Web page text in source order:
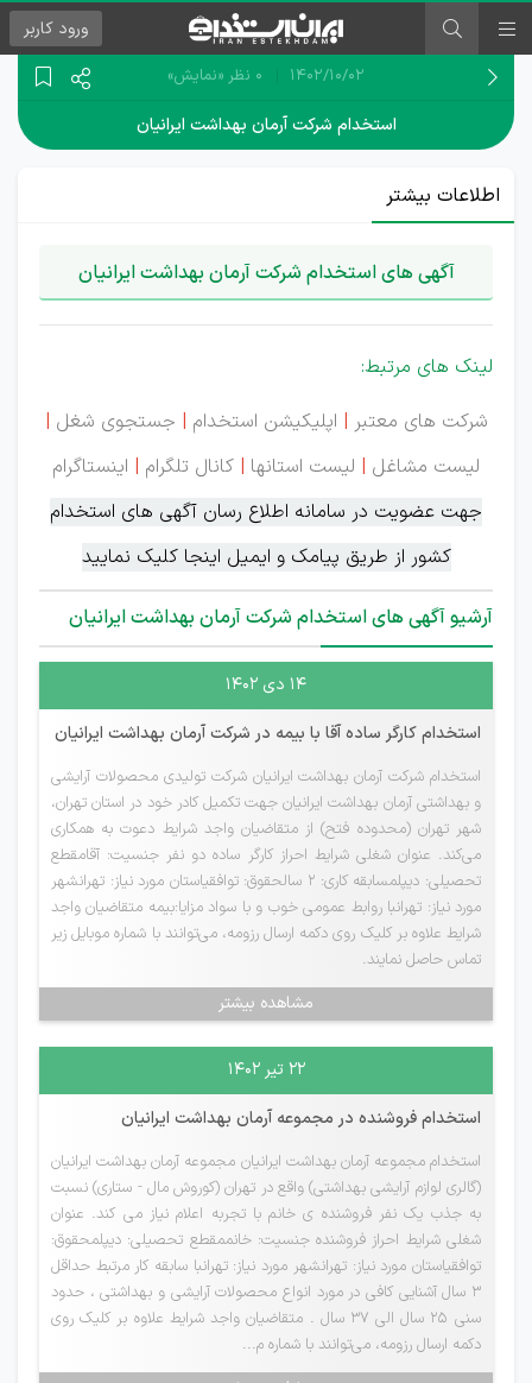
ورود کاربر
۱۴۰۲/۱۰/۰۲ 0 نظر «نمایش»
استخدام شرکت آرمان بهداشت ایرانیان
اطلاعات بیشتر
آگهی های استخدام شرکت آرمان بهداشت ایرانیان
لینک های مرتبط:
شرکت های معتبر | اپلیکیشن استخدام | جستجوی شغل |
لیست مشاغل | لیست استانها | کانال تلگرام | اینستاگرام
جهت عضویت در سامانه اطلاع رسان آگهی های استخدام
کشور از طریق پیامک و ایمیل اینجا کلیک نمایید
آرشیو آگهی های استخدام شرکت آرمان بهداشت ایرانیان
۱۴ دی ۱۴۰۲
استخدام کارگر ساده آقا با بیمه در شرکت آرمان بهداشت ایرانیان
استخدام شرکت آرمان بهداشت ایرانیان شرکت تولیدی محصولات آرایشی
و بهداشتی آرمان بهداشت ایرانیان جهت تکمیل کادر خود در استان تهران،
شهر تهران (محدوده فتح) از متقاضیان واجد شرایط دعوت به همکاری
می‌کند. عنوان شغلی شرایط احراز کارگر ساده دو نفر جنسیت: آقامقطع
تحصیلی: دیپلمسابقه کاری: 2 سالحقوق: توافقیاستان مورد نیاز: تهرانشهر
مورد نیاز: تهرانبا روابط عمومی خوب و با سواد مزایا:بیمه متقاضیان واجد
شرایط علاوه بر کلیک روی دکمه ارسال رزومه، می‌توانند با شماره موبایل زیر
تماس حاصل نمایند.
مشاهده بیشتر
۲۲ تیر ۱۴۰۲
استخدام فروشنده در مجموعه آرمان بهداشت ایرانیان
استخدام مجموعه آرمان بهداشت ایرانیان مجموعه آرمان بهداشت ایرانیان
(گالری لوازم آرایشی بهداشتی) واقع در تهران (کوروش مال - ستاری) نسبت
به جذب یک نفر فروشنده ی خانم با تجربه اعلام نیاز می کند. عنوان
شغلی شرایط احراز فروشنده جنسیت: خانممقطع تحصیلی: دیپلمحقوق:
توافقیاستان مورد نیاز: تهرانشهر مورد نیاز: تهرانبا سابقه کار مرتبط حداقل
3 سال آشنایی کافی در مورد انواع محصولات آرایشی و بهداشتی ، حدود
سنی 25 سال الی 37 سال . متقاضیان واجد شرایط علاوه بر کلیک روی
دکمه ارسال رزومه، می‌توانند با شماره م...